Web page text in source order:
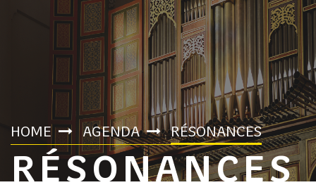
HOME AGENDA RÉSONANCES
RÉSONANCES